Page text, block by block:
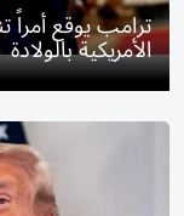
ترامب يوقع أمراً
الأمريكية بالولادة